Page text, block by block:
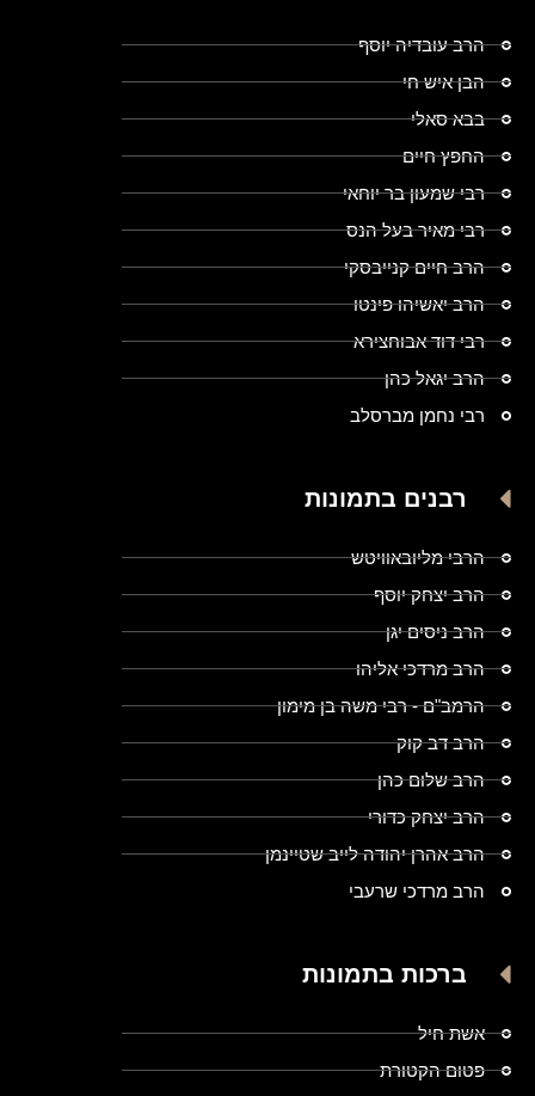
הרב עובדיה יוסף
הבן איש חי
בבא סאלי
החפץ חיים
רבי שמעון בר יוחאי
רבי מאיר בעל הנס
הרב חיים קנייבסקי
הרב יאשיהו פינטו
רבי דוד אבוחצירא
הרב יגאל כהן
רבי נחמן מברסלב
רבנים בתמונות
הרבי מליובאוויטש
הרב יצחק יוסף
הרב ניסים יגן
הרב מרדכי אליהו
הרמב"ם - רבי משה בן מימון
הרב דב קוק
הרב שלום כהן
הרב יצחק כדורי
הרב אהרן יהודה לייב שטיינמן
הרב מרדכי שרעבי
ברכות בתמונות
אשת חיל
פטום הקטורת